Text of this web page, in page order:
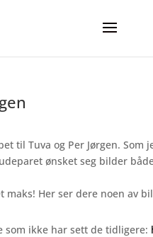
til Tuva og Per Jørgen. Som
ønsket seg bilder
Her ser dere noen av
som ikke har sett de tidligere: